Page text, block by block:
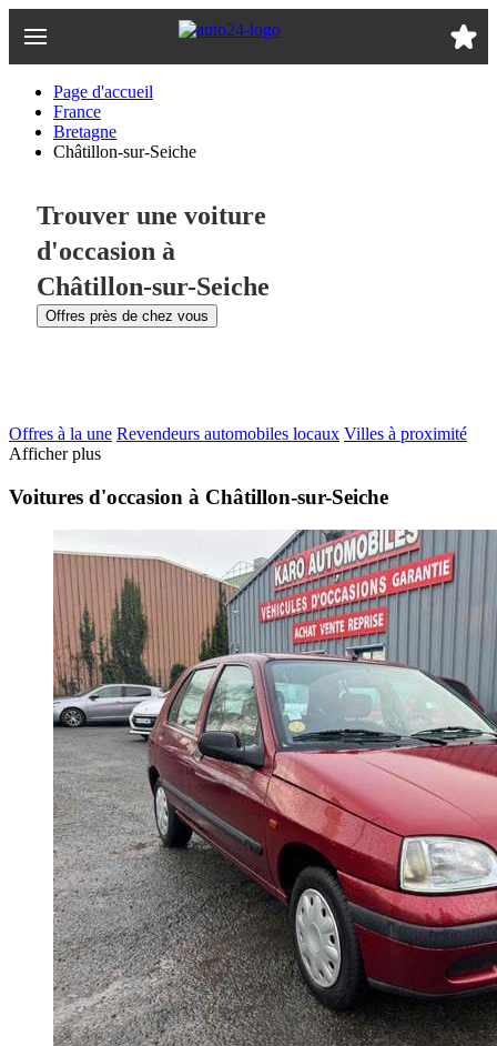
au
Page d'accueil
France
Bretagne
Châtillon-sur-Seiche
Trouver une voiture
d'occasion à
Châtillon-sur-Seiche
Offres près de chez vous
Offres à la une Revendeurs automobiles locaux Villes à proximité
Afficher plus
Voitures d'occasion à Châtillon-sur-Seiche